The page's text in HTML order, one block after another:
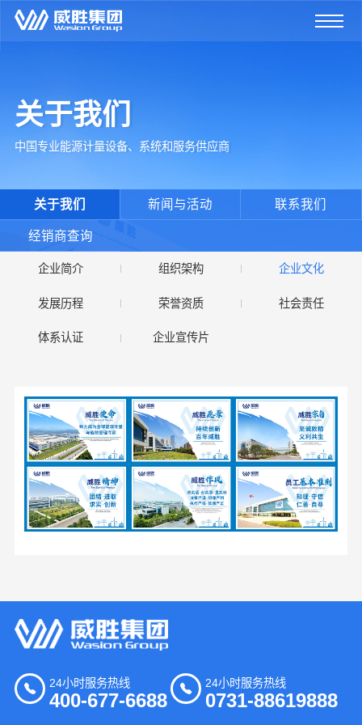
关于我们
中国专业能源计量设备、系统和服务供应商
关于我们 新闻与活动 联系我们
经销商查询
企业简介 组织架构 企业文化
发展历程 荣誉资质 社会责任
体系认证 企业宣传片
24小时服务热线
400-677-6688
24小时服务热线
0731-88619888